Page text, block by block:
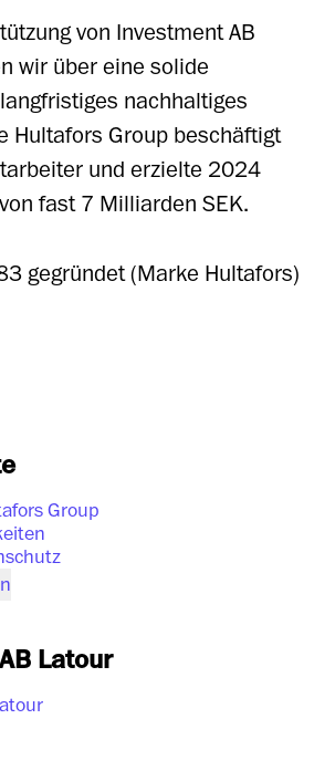
von Investment AB
wir über eine solide
nachhaltiges
Hultafors Group beschäftigt
und erzielte 2024
fast 7 Milliarden SEK.
gegründet (Marke Hultafors)
Group
Latour